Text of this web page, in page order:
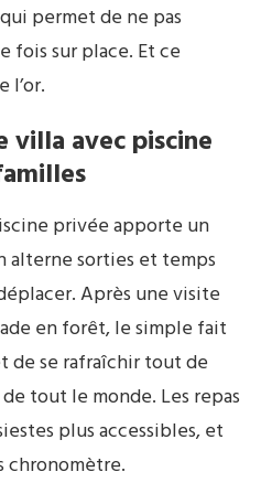
permet de ne pas
fois sur place. Et ce
l’or.
villa avec piscine
privée apporte un
sorties et temps
Après une visite
en forêt, le simple fait
de se rafraîchir tout de
tout le monde. Les repas
plus accessibles, et
chronomètre.